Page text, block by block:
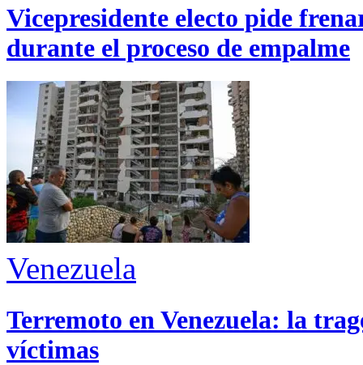
Vicepresidente electo pide
durante el proceso de empalme
Venezuela
Terremoto en Venezuela: la
víctimas